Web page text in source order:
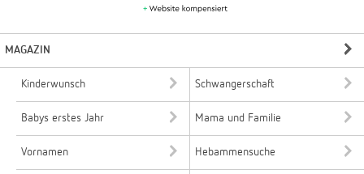
MAGAZIN
Kinderwunsch Schwangerschaft
Babys erstes Jahr Mama und Familie
Vornamen Hebammensuche